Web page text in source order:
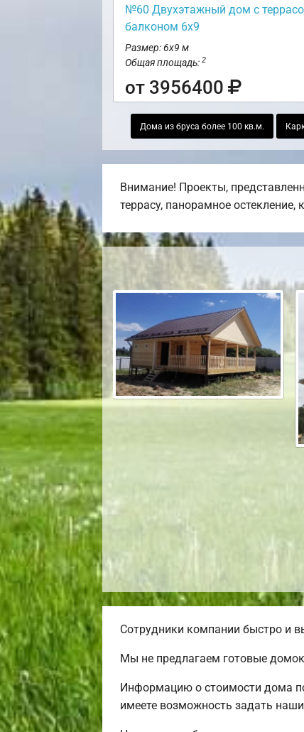
№60 Двухэтажный дом с
балконом 6х9
Размер: 6х9 м
Общая площадь: 2
от 3956400
Дома из бруса более 100 кв.м.
Внимание! Проекты,
террасу, панорамное остекление,
Сотрудники компании быстро и
Мы не предлагаем готовые
Информацию о стоимости дома
имеете возможность задать